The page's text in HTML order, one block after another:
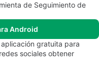
de Seguimiento de
Android
gratuita para
sociales obtener